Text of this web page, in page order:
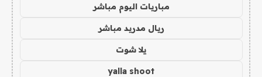
مباريات اليوم مباشر
ريال مدريد مباشر
يلا شوت
yalla shoot